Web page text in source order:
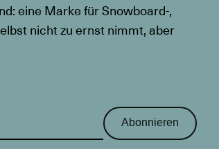
eine Marke für Snowboard-,
nicht zu ernst nimmt, aber
Abonnieren